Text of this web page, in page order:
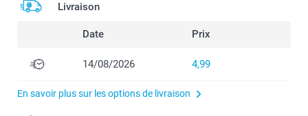
Livraison
Date Prix
14/08/2026 4,99
En savoir plus sur les options de livraison